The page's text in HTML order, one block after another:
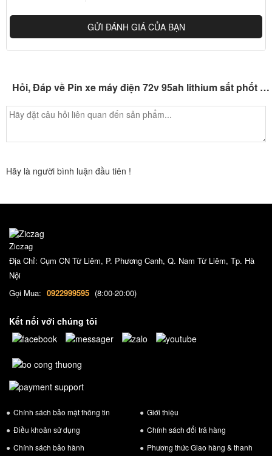
GỬI ĐÁNH GIÁ CỦA BẠN
Hỏi, Đáp về Pin xe máy điện 72v 95ah lithium sắt phốt phát (LFP-LiFePO4)
Hãy là người bình luận đầu tiên !
Ziczag
Địa Chỉ: Cụm CN Từ Liêm, P. Phương Canh, Q. Nam Từ Liêm, Tp. Hà
Nội
Gọi Mua: 0922999595 (8:00-20:00)
Kết nối với chúng tôi
Chính sách bảo mật thông tin
Giới thiệu
Điều khoản sử dụng
Chính sách đổi trả hàng
Chính sách bảo hành
Phương thức Giao hàng & thanh